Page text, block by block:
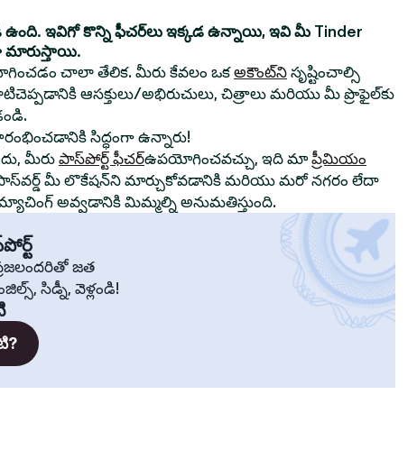
ఇవిగో కొన్ని ఫీచర్‌లు ఇక్కడ ఉన్నాయి, ఇవి మీ Tinder
మారుస్తాయి.
చాలా తేలిక. మీరు కేవలం ఒకఅకౌంట్‌ని సృష్టించాల్సి
ఆసక్తులు/అభిరుచులు, చిత్రాలు మరియు మీ ప్రొఫైల్‌కు
సిద్ధంగా ఉన్నారు!
మీరు పాస్‌పోర్ట్ ఫీచర్ఉపయోగించవచ్చు, ఇది మాప్రీమియం
మీ లొకేషన్‌ని మార్చుకోవడానికి మరియు మరో నగరం లేదా
అవ్వడానికి మిమ్మల్ని అనుమతిస్తుంది.
జత
సిడ్నీ, వెళ్లండి!